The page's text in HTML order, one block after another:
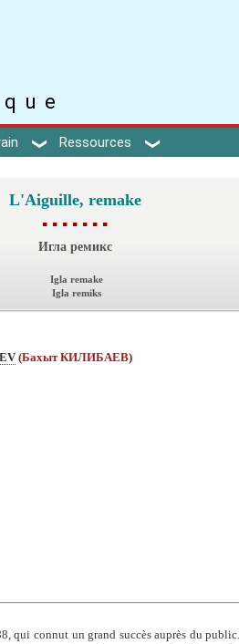
Ressources
L'Aiguille, remake
▪ ▪ ▪ ▪ ▪ ▪ ▪
Игла ремикс
Igla remake
Igla remiks
(Бахыт КИЛИБАЕВ)
qui connut un grand succès auprès du